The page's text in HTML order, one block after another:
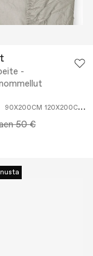
-
90X200CM 120X200CM
50 €